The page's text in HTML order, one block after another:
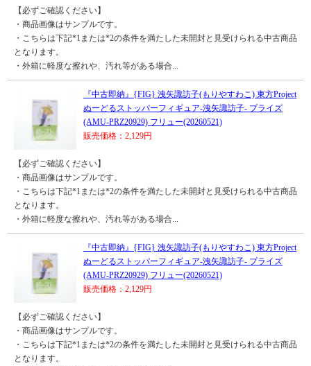
【必ずご確認ください】
・商品画像はサンプルです。
・こちらは下記*1または*2の条件を満たした未開封と見受けられる中古商品
となります。
・外箱に軽度な擦れや、汚れ等がある場合...
『中古即納』{FIG} 洩矢諏訪子(もりやすわこ) 東方Project
ぬーどるストッパーフィギュア-洩矢諏訪子- プライズ
(AMU-PRZ20929) フリュー(20260521)
販売価格：2,129円
【必ずご確認ください】
・商品画像はサンプルです。
・こちらは下記*1または*2の条件を満たした未開封と見受けられる中古商品
となります。
・外箱に軽度な擦れや、汚れ等がある場合...
『中古即納』{FIG} 洩矢諏訪子(もりやすわこ) 東方Project
ぬーどるストッパーフィギュア-洩矢諏訪子- プライズ
(AMU-PRZ20929) フリュー(20260521)
販売価格：2,129円
【必ずご確認ください】
・商品画像はサンプルです。
・こちらは下記*1または*2の条件を満たした未開封と見受けられる中古商品
となります。